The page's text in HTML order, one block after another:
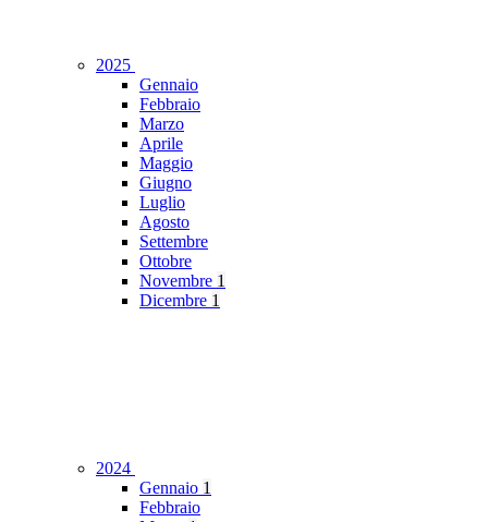
2025
Gennaio
Febbraio
Marzo
Aprile
Maggio
Giugno
Luglio
Agosto
Settembre
Ottobre
Novembre 1
Dicembre 1
2024
Gennaio 1
Febbraio